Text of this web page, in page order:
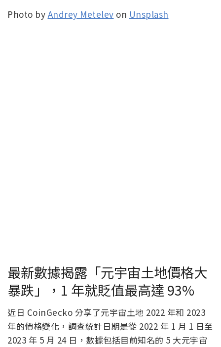
Photo by Andrey Metelev on Unsplash
最新數據揭露「元宇宙土地價格大
暴跌」，1 年就貶值最高達 93%
近日 CoinGecko 分享了元宇宙土地 2022 年和 2023
年的價格變化，調查統計日期是從 2022 年 1 月 1 日至
2023 年 5 月 24 日，數據包括目前知名的 5 大元宇宙